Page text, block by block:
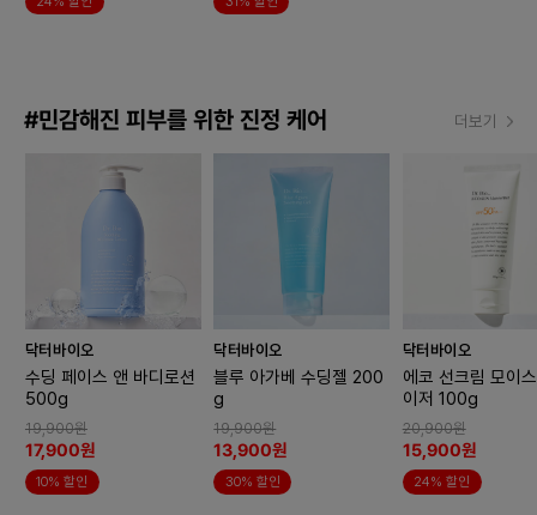
#민감해진 피부를 위한 진정 케어 더보기
닥터바이오
수딩 페이스 앤 바디로션
500g
19,900원
17,900원
10% 할인
닥터바이오
블루 아가베 수딩젤 200
g
19,900원
13,900원
30% 할인
닥터바이오
에코 선크림 모이
이저 100g
20,900원
15,900원
24% 할인